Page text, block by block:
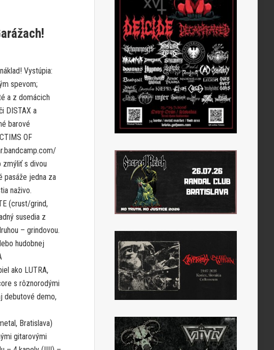
Vystúpia:
spevom;
a z domácich
DISTAX a
barové
OF
zmýliť s divou
pasáže jedna za
naživo.
(crust/grind,
susedia z
– grindovou.
hudobnej
ako LUTRA,
s rôznorodými
debutové demo,
Bratislava)
gitarovými